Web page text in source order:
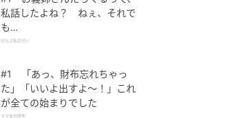
私話したよね？ ねぇ、それで
も…
ぜんぶ私のせい
#1 「あっ、財布忘れちゃっ
た」「いいよ出すよ〜！」これ
が全ての始まりでした
ママ友の財布